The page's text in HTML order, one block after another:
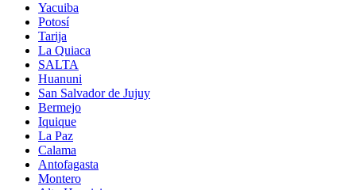
Yacuiba
Potosí
Tarija
La Quiaca
SALTA
Huanuni
San Salvador de Jujuy
Bermejo
Iquique
La Paz
Calama
Antofagasta
Montero